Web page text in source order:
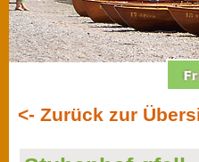
<- Zurück zur